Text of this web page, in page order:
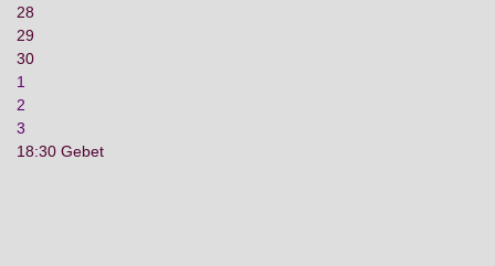
28
29
30
1
2
3
18:30 Gebet